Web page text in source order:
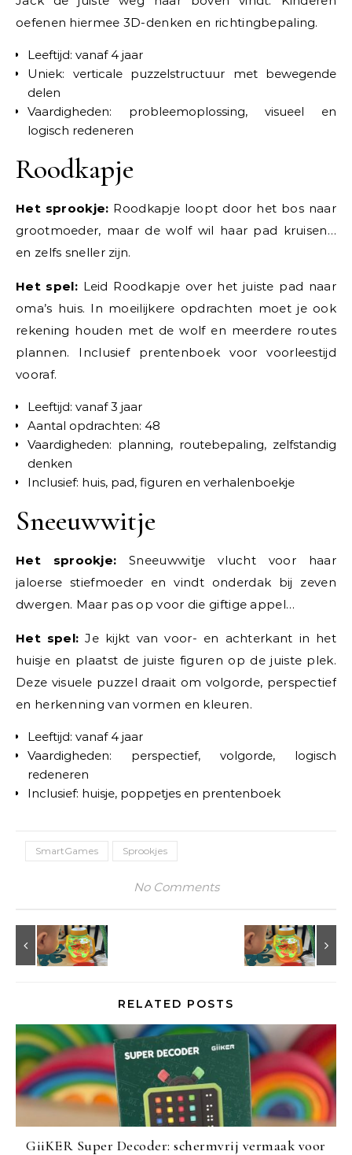
oefenen hiermee 3D-denken en richtingbepaling.
Leeftijd: vanaf 4 jaar
Uniek: verticale puzzelstructuur met bewegende
delen
Vaardigheden: probleemoplossing, visueel en
logisch redeneren
Roodkapje
Het sprookje: Roodkapje loopt door het bos naar
grootmoeder, maar de wolf wil haar pad kruisen…
en zelfs sneller zijn.
Het spel: Leid Roodkapje over het juiste pad naar
oma’s huis. In moeilijkere opdrachten moet je ook
rekening houden met de wolf en meerdere routes
plannen. Inclusief prentenboek voor voorleestijd
vooraf.
Leeftijd: vanaf 3 jaar
Aantal opdrachten: 48
Vaardigheden: planning, routebepaling, zelfstandig
denken
Inclusief: huis, pad, figuren en verhalenboekje
Sneeuwwitje
Het sprookje: Sneeuwwitje vlucht voor haar
jaloerse stiefmoeder en vindt onderdak bij zeven
dwergen. Maar pas op voor die giftige appel…
Het spel: Je kijkt van voor- en achterkant in het
huisje en plaatst de juiste figuren op de juiste plek.
Deze visuele puzzel draait om volgorde, perspectief
en herkenning van vormen en kleuren.
Leeftijd: vanaf 4 jaar
Vaardigheden: perspectief, volgorde, logisch
redeneren
Inclusief: huisje, poppetjes en prentenboek
SmartGames Sprookjes
No Comments
RELATED POSTS
GiiKER Super Decoder: schermvrij vermaak voor